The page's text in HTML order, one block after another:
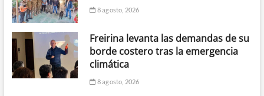
8 agosto, 2026
Freirina levanta las demandas de su
borde costero tras la emergencia
climática
8 agosto, 2026